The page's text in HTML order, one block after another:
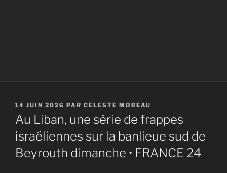
PUBLIÉ
LE
14 JUIN 2026 PAR CELESTE MOREAU
Au Liban, une série de frappes
israéliennes sur la banlieue sud de
Beyrouth dimanche • FRANCE 24